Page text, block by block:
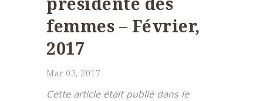
femmes – Février,
2017
Mar 03, 2017
Cette article était publié dans le